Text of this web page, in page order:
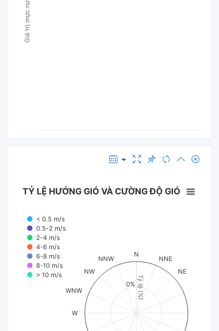
Giá trị mực nước
Tỷ lệ (%)
TỶ LỆ HƯỚNG GIÓ VÀ CƯỜNG ĐỘ GIÓ
< 0.5 m/s
0.5-2 m/s
2-4 m/s
4-6 m/s
6-8 m/s
8-10 m/s
> 10 m/s
N
NNE
NE
W
WNW
NW
NNW
0%